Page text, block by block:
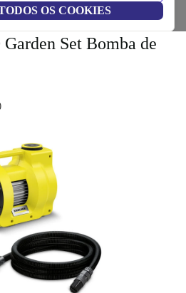
OS COOKIES
de jardim
Set Bomba de